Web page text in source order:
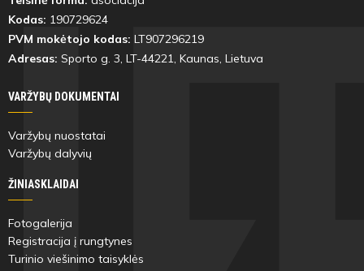
Kodas: 190729624
PVM mokėtojo kodas: LT907296219
Adresas: Sporto g. 3, LT-44221, Kaunas, Lietuva
VARŽYBŲ DOKUMENTAI
Varžybų nuostatai
Varžybų dalyvių
ŽINIASKLAIDAI
Fotogalerija
Registracija į rungtynes
Turinio viešinimo taisyklės